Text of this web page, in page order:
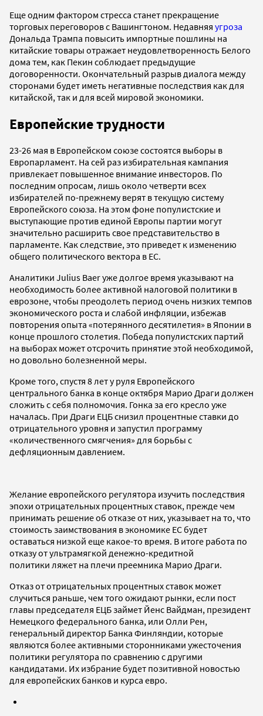
Еще одним фактором стресса станет прекращение
торговых переговоров с Вашингтоном. Недавняя угроза
Дональда Трампа повысить импортные пошлины на
китайские товары отражает неудовлетворенность Белого
дома тем, как Пекин соблюдает предыдущие
договоренности. Окончательный разрыв диалога между
сторонами будет иметь негативные последствия как для
китайской, так и для всей мировой экономики.
Европейские трудности
23-26 мая в Европейском союзе состоятся выборы в
Европарламент. На сей раз избирательная кампания
привлекает повышенное внимание инвесторов. По
последним опросам, лишь около четверти всех
избирателей по-прежнему верят в текущую систему
Европейского союза. На этом фоне популистские и
выступающие против единой Европы партии могут
значительно расширить свое представительство в
парламенте. Как следствие, это приведет к изменению
общего политического вектора в ЕС.
Аналитики Julius Baer уже долгое время указывают на
необходимость более активной налоговой политики в
еврозоне, чтобы преодолеть период очень низких темпов
экономического роста и слабой инфляции, избежав
повторения опыта «потерянного десятилетия» в Японии в
конце прошлого столетия. Победа популистских партий
на выборах может отсрочить принятие этой необходимой,
но довольно болезненной меры.
Кроме того, спустя 8 лет у руля Европейского
центрального банка в конце октября Марио Драги должен
сложить с себя полномочия. Гонка за его кресло уже
началась. При Драги ЕЦБ снизил процентные ставки до
отрицательного уровня и запустил программу
«количественного смягчения» для борьбы с
дефляционным давлением.
Желание европейского регулятора изучить последствия
эпохи отрицательных процентных ставок, прежде чем
принимать решение об отказе от них, указывает на то, что
стоимость заимствования в экономике ЕС будет
оставаться низкой еще какое-то время. В итоге работа по
отказу от ультрамягкой денежно-кредитной
политики ляжет на плечи преемника Марио Драги.
Отказ от отрицательных процентных ставок может
случиться раньше, чем того ожидают рынки, если пост
главы председателя ЕЦБ займет Йенс Вайдман, президент
Немецкого федерального банка, или Олли Рен,
генеральный директор Банка Финляндии, которые
являются более активными сторонниками ужесточения
политики регулятора по сравнению с другими
кандидатами. Их избрание будет позитивной новостью
для европейских банков и курса евро.